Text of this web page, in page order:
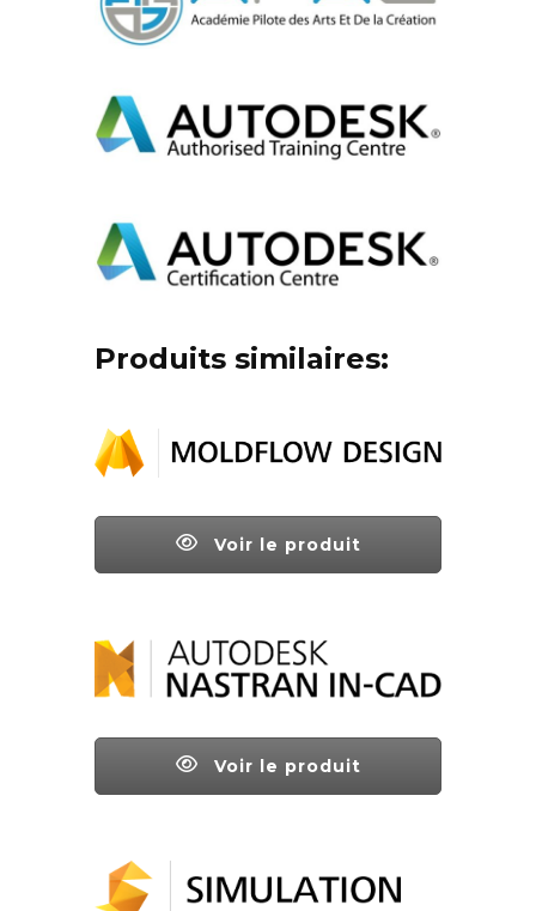
Produits similaires:
Voir le produit
Voir le produit